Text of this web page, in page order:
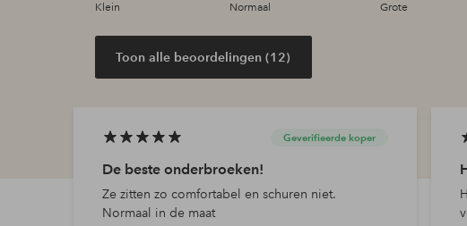
Klein Normaal Grote
Toon alle beoordelingen (12)
Geverifieerde koper
De beste onderbroeken!
Ze zitten zo comfortabel en schuren niet.
Normaal in de maat